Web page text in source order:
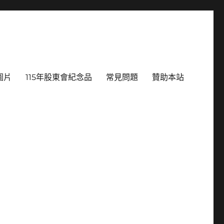
片 115年股東會紀念品 常見問題 贊助本站